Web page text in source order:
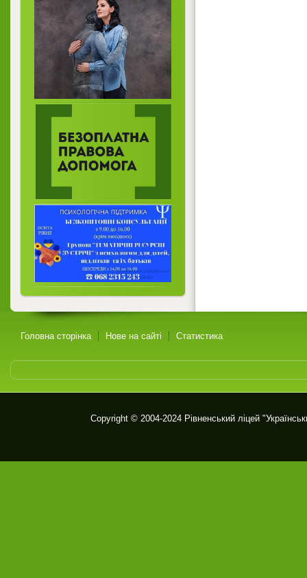
Головна сторінка Нове на сайті Статистика
Copyright © 2004-2024 Рівненський ліцей